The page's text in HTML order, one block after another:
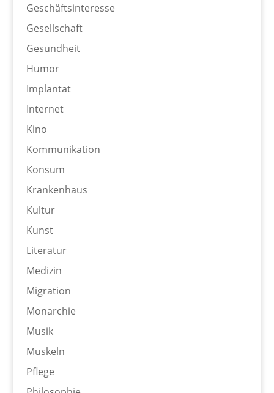
Geschäftsinteresse
Gesellschaft
Gesundheit
Humor
Implantat
Internet
Kino
Kommunikation
Konsum
Krankenhaus
Kultur
Kunst
Literatur
Medizin
Migration
Monarchie
Musik
Muskeln
Pflege